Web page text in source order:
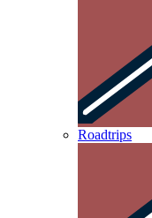
Roadtrips